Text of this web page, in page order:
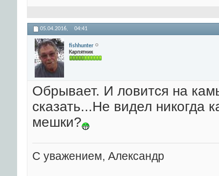
05.04.2016, 04:41
fishhunter
Карпятник
Обрывает. И ловится на
сказать...Не видел никогда
мешки?
С уважением, Александр